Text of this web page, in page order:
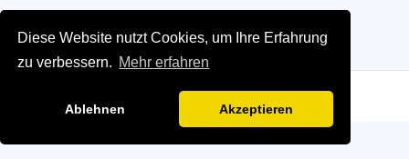
Diese Website nutzt Cookies, um Ihre Erfahrung
zu verbessern. Mehr erfahren
Ablehnen Akzeptieren